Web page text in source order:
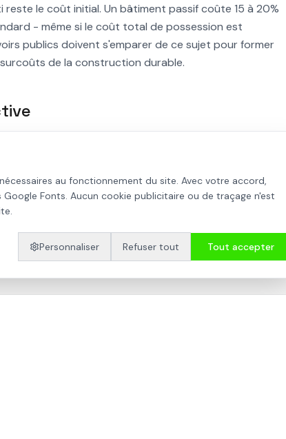
le coût initial. Un bâtiment passif coûte 15 à 20%
- même si le coût total de possession est
publics doivent s'emparer de ce sujet pour former
de la construction durable.
différemment". Partageons nos idées,
vie qui nous ressemblent : confortables, sains,
le confinement
au fonctionnement du site. Avec votre accord,
Fonts. Aucun cookie publicitaire ou de traçage n'est
Personnaliser Refuser tout Tout accepter